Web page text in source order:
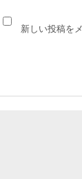
新しい投稿を